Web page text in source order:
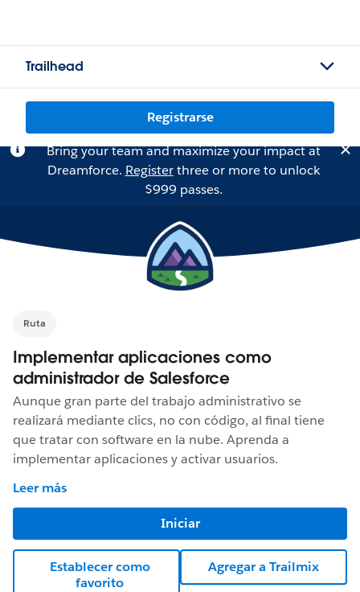
Trailhead
Registrarse
Bring your team and maximize your impact at
Dreamforce. Registerthree or more to unlock
$999 passes.
Ruta
Implementar aplicaciones como
administrador de Salesforce
Aunque gran parte del trabajo administrativo se
realizará mediante clics, no con código, al final tiene
que tratar con software en la nube. Aprenda a
implementar aplicaciones y activar usuarios.
Leer más
Iniciar
Establecer como
favorito
Agregar a Trailmix